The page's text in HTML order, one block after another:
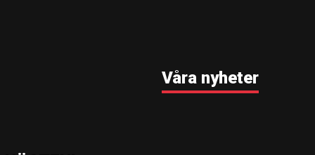
Våra nyheter